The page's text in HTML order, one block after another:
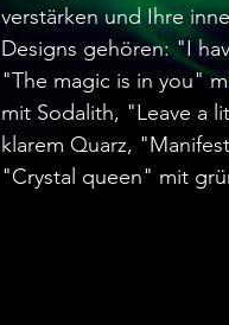
verstärken und Ihre
Designs gehören: "I
"The magic is in you"
mit Sodalith, "Leave a
klarem Quarz,
"Crystal queen" mit